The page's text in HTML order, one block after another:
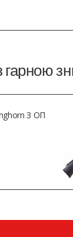
гарною
З ОП